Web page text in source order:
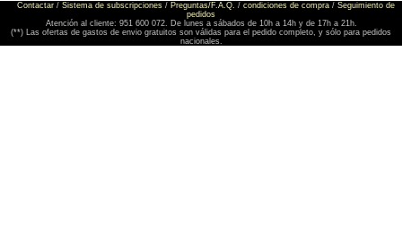
Contactar/ Sistema de subscripciones/ Preguntas/F.A.Q. / condiciones de compra/ Seguimiento de
pedidos
Atención al cliente: 951 600 072. De lunes a sábados de 10h a 14h y de 17h a 21h.
(**) Las ofertas de gastos de envio gratuitos son válidas para el pedido completo, y sólo para pedidos
nacionales.